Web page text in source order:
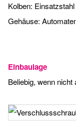
Kolben:
Gehäuse:
Einbaulage
Beliebig, wenn nicht